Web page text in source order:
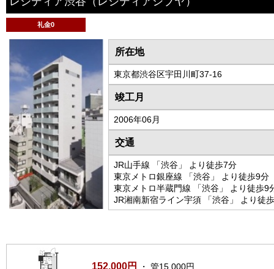
礼金0
所在地
東京都渋谷区宇田川町37-16
竣工月
2006年06月
交通
JR山手線 「渋谷」 より徒歩7分
東京メトロ銀座線 「渋谷」 より徒歩9分
東京メトロ半蔵門線 「渋谷」 より徒歩9
JR湘南新宿ライン宇須 「渋谷」 より徒
152,000円 ・ 管15,000円